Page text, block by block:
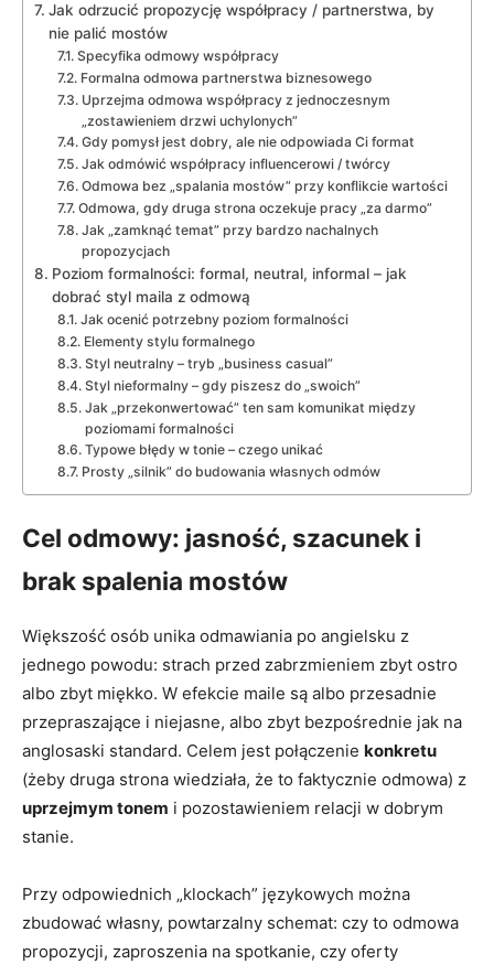
Jak odrzucić propozycję współpracy / partnerstwa, by
nie palić mostów
Specyfika odmowy współpracy
Formalna odmowa partnerstwa biznesowego
Uprzejma odmowa współpracy z jednoczesnym
„zostawieniem drzwi uchylonych”
Gdy pomysł jest dobry, ale nie odpowiada Ci format
Jak odmówić współpracy influencerowi / twórcy
Odmowa bez „spalania mostów” przy konflikcie wartości
Odmowa, gdy druga strona oczekuje pracy „za darmo”
Jak „zamknąć temat” przy bardzo nachalnych
propozycjach
Poziom formalności: formal, neutral, informal – jak
dobrać styl maila z odmową
Jak ocenić potrzebny poziom formalności
Elementy stylu formalnego
Styl neutralny – tryb „business casual”
Styl nieformalny – gdy piszesz do „swoich”
Jak „przekonwertować” ten sam komunikat między
poziomami formalności
Typowe błędy w tonie – czego unikać
Prosty „silnik” do budowania własnych odmów
Cel odmowy: jasność, szacunek i
brak spalenia mostów
Większość osób unika odmawiania po angielsku z
jednego powodu: strach przed zabrzmieniem zbyt ostro
albo zbyt miękko. W efekcie maile są albo przesadnie
przepraszające i niejasne, albo zbyt bezpośrednie jak na
anglosaski standard. Celem jest połączenie konkretu
(żeby druga strona wiedziała, że to faktycznie odmowa) z
uprzejmym tonem i pozostawieniem relacji w dobrym
stanie.
Przy odpowiednich „klockach” językowych można
zbudować własny, powtarzalny schemat: czy to odmowa
propozycji, zaproszenia na spotkanie, czy oferty